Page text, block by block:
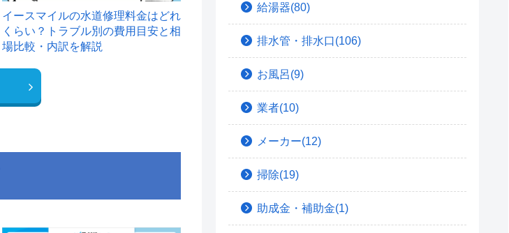
イースマイルの水道修理料金はどれ
くらい？トラブル別の費用目安と相
場比較・内訳を解説
給湯器(80)
排水管・排水口(106)
お風呂(9)
業者(10)
メーカー(12)
掃除(19)
助成金・補助金(1)